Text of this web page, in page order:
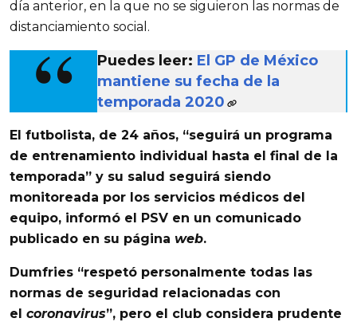
día anterior, en la que no se siguieron las normas de
distanciamiento social.
Puedes leer: El GP de México
mantiene su fecha de la
temporada 2020
El futbolista, de 24 años, “seguirá un programa
de entrenamiento individual hasta el final de la
temporada” y su salud seguirá siendo
monitoreada por los servicios médicos del
equipo, informó el PSV en un comunicado
publicado en su página web.
Dumfries “respetó personalmente todas las
normas de seguridad relacionadas con
el coronavirus”, pero el club considera prudente